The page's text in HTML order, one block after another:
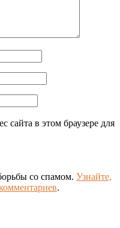
сайта в этом браузере для
со спамом. Узнайте,
.